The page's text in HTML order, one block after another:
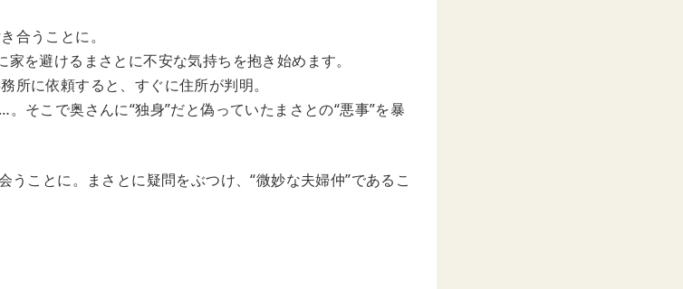
合うことに。
を避けるまさとに不安な気持ちを抱き始めます。
所に依頼すると、すぐに住所が判明。
そこで奥さんに“独身”だと偽っていたまさとの“悪事”を暴
うことに。まさとに疑問をぶつけ、“微妙な夫婦仲”であるこ